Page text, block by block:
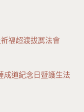
福超渡拔薦法會
成道紀念日暨護生法